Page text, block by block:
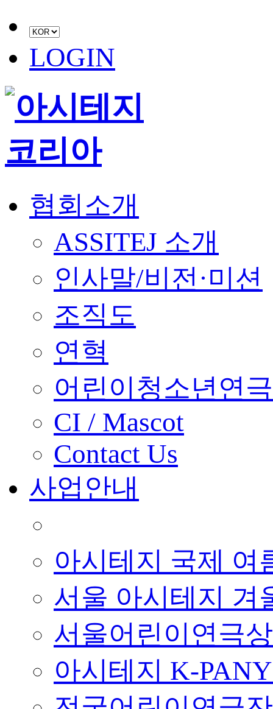
LOGIN
협회소개
ASSITEJ 소개
인사말/비전·미션
조직도
연혁
어린이청소년연
CI / Mascot
Contact Us
사업안내
아시테지 국제 여
서울 아시테지 겨
서울어린이연극상
아시테지 K-